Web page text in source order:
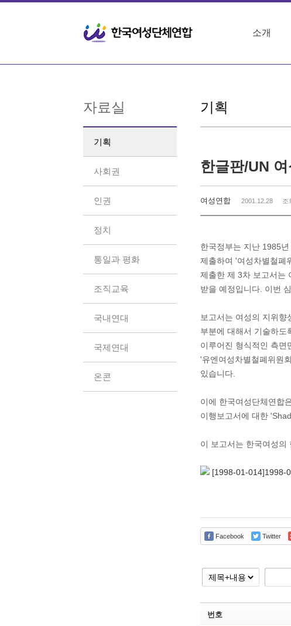
소개
자료실
기획
사회권
인권
정치
통일과 평화
조직교육
국내연대
국제연대
온콘
기획
한글판/UN
여성연합 2001.12.28 조
한국정부는 지난 1985
제출하여 '여성차별철폐
제출한 제 3차 보고서는
받을 예정입니다. 이번
보고서는 여성의 지위
부분에 대해서 기술하도
이루어진 형식적인 측면
'유엔여성차별철폐위원
있습니다.
이에 한국여성단체연합
이행보고서에 대한
이 보고서는 한국여성의
[1998-01-014]1998-
Facebook Twitter
번호